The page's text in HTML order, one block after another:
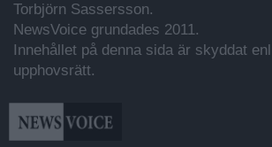
Torbjörn Sassersson.
NewsVoice grundades 2011.
Innehållet på denna sida är skyddat
upphovsrätt.